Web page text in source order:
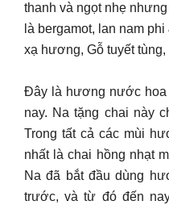
thanh và ngọt nhẹ
là bergamot, lan nam
xạ hương, Gỗ tuyết
Đây là hương nước hoa
nay. Na tặng chai này
Trong tất cả các mùi
nhất là chai hồng nhạt
Na đã bắt đầu dùng
trước, và từ đó đến